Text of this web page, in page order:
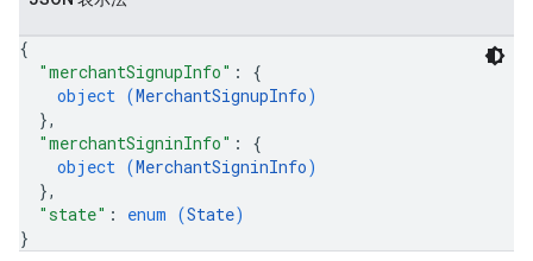
{
"merchantSignupInfo" : {
object (MerchantSignupInfo)
},
"merchantSigninInfo" : {
object (MerchantSigninInfo)
},
"state" : enum (State)
}